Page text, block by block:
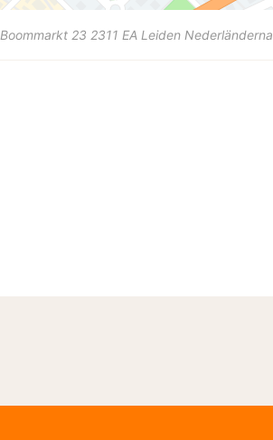
Boommarkt 23 2311 EA Leiden Nederländerna